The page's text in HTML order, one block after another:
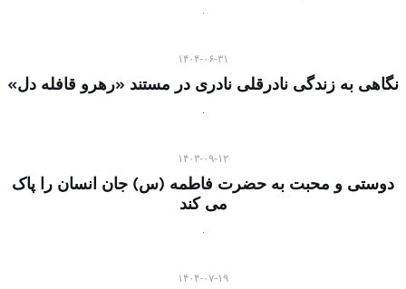
۱۴۰۴-۰۶-۳۱
نگاهی به زندگی نادرقلی نادری در مستند «رهرو قافله دل»
۱۴۰۳-۰۹-۱۲
دوستی و محبت به حضرت فاطمه (س) جان انسان را پاک
می ‌کند
۱۴۰۴-۰۷-۱۹